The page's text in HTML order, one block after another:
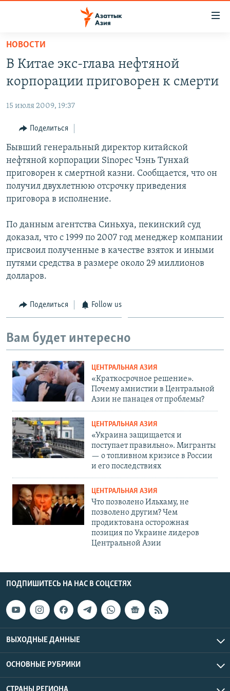
Вернуться
основному
содержанию
Вернутся
навигации
Вернутся
поиску
УЗБЕКИСТАН
ТАДЖИКИСТАН
ВОЙНА В УКРАИНЕ
НА ДРУГИХ ЯЗЫКАХ
ҚАЗАҚША
КЫРГЫЗЧА
ЎЗБЕКЧА
ТОҶИКӢ
TÜRKMENÇE
Все сайты РСЕ/РС
НОВОСТИ
В Китае экс-глава нефтяной
корпорации приговорен к смерти
15 июля 2009, 19:37
Поделиться
Бывший генеральный директор китайской
нефтяной корпорации Sinopec Чэнь Тунхай
приговорен к смертной казни. Сообщается, что он
получил двухлетнюю отсрочку приведения
приговора в исполнение.
По данным агентства Синьхуа, пекинский суд
доказал, что с 1999 по 2007 год менеджер компании
присвоил полученные в качестве взяток и иными
путями средства в размере около 29 миллионов
долларов.
Поделиться Follow us
Вам будет интересно
ЦЕНТРАЛЬНАЯ АЗИЯ
«Краткосрочное решение».
Почему амнистии в Центральной
Азии не панацея от проблемы?
ЦЕНТРАЛЬНАЯ АЗИЯ
«Украина защищается и
поступает правильно». Мигранты
— о топливном кризисе в России
и его последствиях
ЦЕНТРАЛЬНАЯ АЗИЯ
Что позволено Ильхаму, не
позволено другим? Чем
продиктована осторожная
позиция по Украине лидеров
Центральной Азии
ПОДПИШИТЕСЬ НА НАС В СОЦСЕТЯХ
ВЫХОДНЫЕ ДАННЫЕ
ОСНОВНЫЕ РУБРИКИ